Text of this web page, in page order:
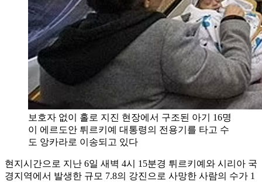
보호자 없이 홀로 지진 현장에서 구조된 아기 16명
이 에르도안 튀르키예 대통령의 전용기를 타고 수
도 앙카라로 이송되고 있다
현지시간으로 지난 6일 새벽 4시 15분경 튀르키예와 시리아 국
경지역에서 발생한 규모 7.8의 강진으로 사망한 사람의 수가 1